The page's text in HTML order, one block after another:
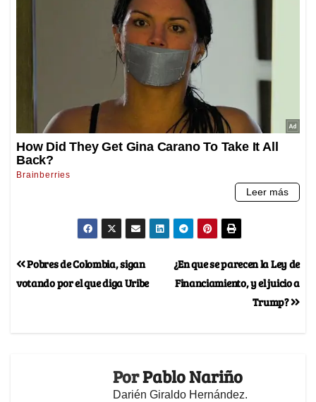
¿En que se parecen la Ley de
Financiamiento, y el juicio a
Trump?
Pobres de Colombia, sigan
votando por el que diga Uribe
PorPablo Nariño
Darién Giraldo Hernández.